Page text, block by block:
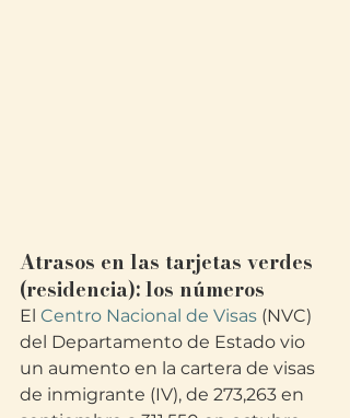
Atrasos en las tarjetas verdes
(residencia): los números
El Centro Nacional de Visas (NVC)
del Departamento de Estado vio
un aumento en la cartera de visas
de inmigrante (IV), de 273,263 en